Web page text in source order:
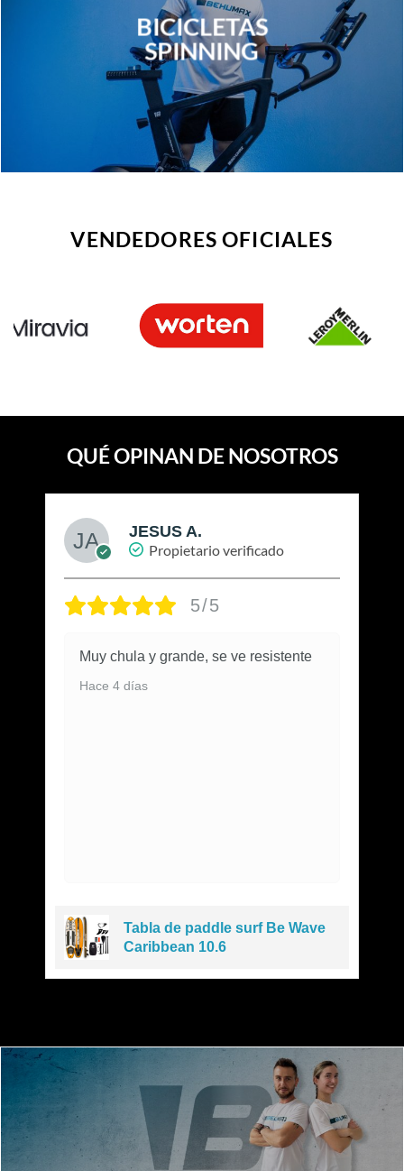
BICICLETAS
SPINNING
VENDEDORES OFICIALES
QUÉ OPINAN DE NOSOTROS
JESUS A.
Propietario verificado
5/5
Muy chula y grande, se ve resistente
Hace 4 días
Tabla de paddle surf Be Wave
Caribbean 10.6